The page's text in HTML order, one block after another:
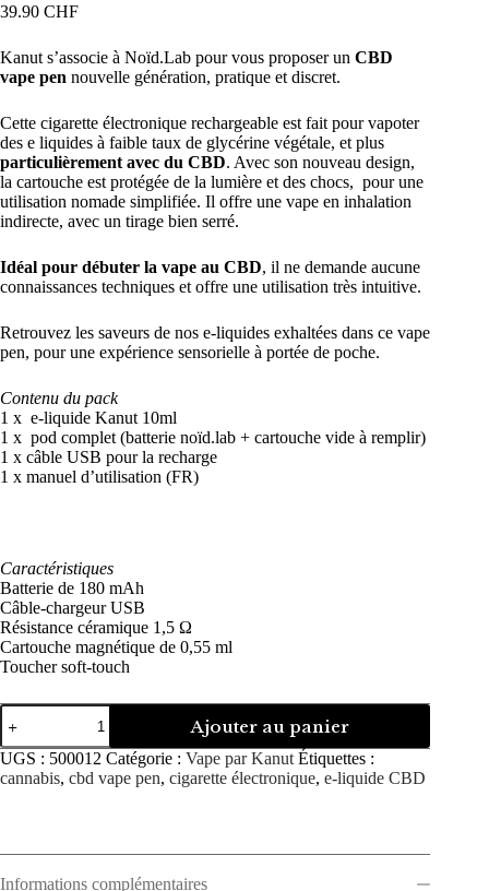
39.90 CHF
Kanut s’associe à Noïd.Lab pour vous proposer un CBD
vape pen nouvelle génération, pratique et discret.
Cette cigarette électronique rechargeable est fait pour vapoter
des e liquides à faible taux de glycérine végétale, et plus
particulièrement avec du CBD. Avec son nouveau design,
la cartouche est protégée de la lumière et des chocs, pour une
utilisation nomade simplifiée. Il offre une vape en inhalation
indirecte, avec un tirage bien serré.
Idéal pour débuter la vape au CBD, il ne demande aucune
connaissances techniques et offre une utilisation très intuitive.
Retrouvez les saveurs de nos e-liquides exhaltées dans ce vape
pen, pour une expérience sensorielle à portée de poche.
Contenu du pack
1 x e-liquide Kanut 10ml
1 x pod complet (batterie noïd.lab + cartouche vide à remplir)
1 x câble USB pour la recharge
1 x manuel d’utilisation (FR)
Caractéristiques
Batterie de 180 mAh
Câble-chargeur USB
Résistance céramique 1,5 Ω
Cartouche magnétique de 0,55 ml
Toucher soft-touch
quantité
de
Mango
Punch
|
Ajouter au panier
UGS : 500012 Catégorie : Vape par Kanut Étiquettes :
cannabis, cbd vape pen, cigarette électronique, e-liquide CBD
Informations complémentaires